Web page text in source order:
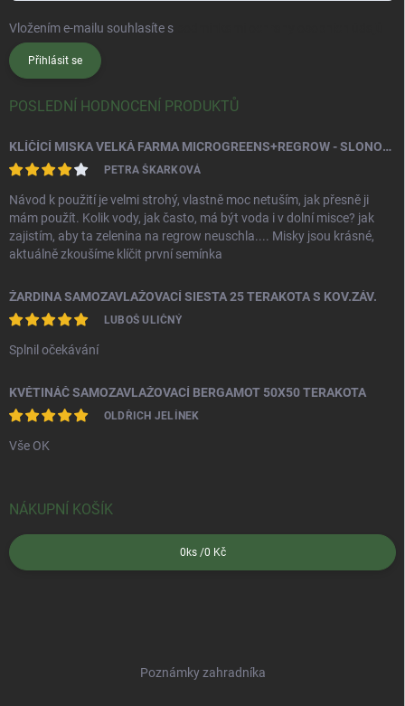
Vložením e-mailu souhlasíte s
Přihlásit se
POSLEDNÍ HODNOCENÍ PRODUKTŮ
KLÍČÍCÍ MISKA VELKÁ FARMA MICROGREENS+REGROW - SLONOVÁ KOST
PETRA ŠKARKOVÁ
Návod k použití je velmi strohý, vlastně moc netuším, jak přesně ji
mám použít. Kolik vody, jak často, má být voda i v dolní misce? jak
zajistím, aby ta zelenina na regrow neuschla.... Misky jsou krásné,
aktuálně zkoušíme klíčit první semínka
ŽARDINA SAMOZAVLAŽOVACÍ SIESTA 25 TERAKOTA S KOV.ZÁV.
LUBOŠ ULIČNÝ
Splnil očekávání
KVĚTINÁČ SAMOZAVLAŽOVACÍ BERGAMOT 50X50 TERAKOTA
OLDŘICH JELÍNEK
Vše OK
NÁKUPNÍ KOŠÍK
0ks /0 Kč
Poznámky zahradníka